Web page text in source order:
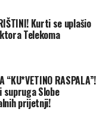
Kurti se uplašio
Telekoma
“KU*VETINO RASPALA”!
supruga Slobe
prijetnji!